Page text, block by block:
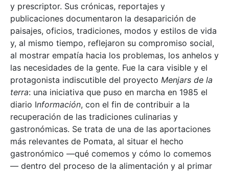
y prescriptor. Sus crónicas, reportajes y
publicaciones documentaron la desaparición de
paisajes, oficios, tradiciones, modos y estilos de vida
y, al mismo tiempo, reflejaron su compromiso social,
al mostrar empatía hacia los problemas, los anhelos y
las necesidades de la gente. Fue la cara visible y el
protagonista indiscutible del proyecto Menjars de la
terra: una iniciativa que puso en marcha en 1985 el
diario Información, con el fin de contribuir a la
recuperación de las tradiciones culinarias y
gastronómicas. Se trata de una de las aportaciones
más relevantes de Pomata, al situar el hecho
gastronómico —qué comemos y cómo lo comemos
— dentro del proceso de la alimentación y al primar